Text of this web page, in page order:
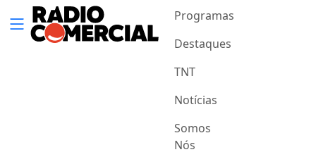
Programas
Destaques
TNT
Notícias
Somos
Nós